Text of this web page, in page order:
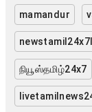
mamandur
நியூஸ்தமிழ்24x7